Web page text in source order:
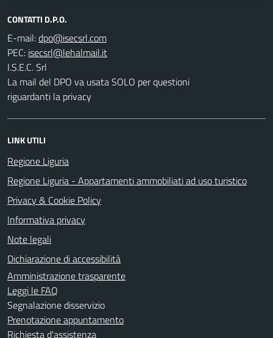
CONTATTI D.P.O.
E-mail:
PEC:
I.S.E.C. Srl
La mail del DPO va usata SOLO per questioni
riguardanti la privacy
LINK UTILI
Regione Liguria
Regione Liguria - Appartamenti ammobiliati ad uso turistico
Privacy & Cookie Policy
Informativa privacy
Note legali
Dichiarazione di accessibilità
Amministrazione trasparente
Leggi le FAQ
Segnalazione disservizio
Prenotazione appuntamento
Richiesta d'assistenza